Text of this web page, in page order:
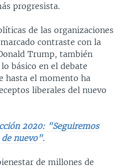
progresista.
de las organizaciones
contraste con la
Trump, también
básico en el debate
hasta el momento ha
liberales del nuevo
2020: "Seguiremos
de nuevo".
de millones de